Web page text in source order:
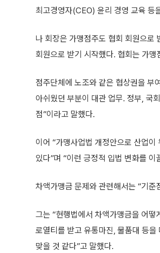
최고경영자(CEO) 윤리 경영 교육 등
나 회장은 가맹점주도 협회 회원으로
회원으로 받기 시작했다. 협회는 가
점주단체에 노조와 같은 협상권을 부
아쉬웠던 부분이 대관 업무. 정부, 국
점”이라고 말했다.
이어 “가맹사업법 개정안으로 산업
있다”며 “이런 긍정적 입법 변화를
차액가맹금 문제와 관련해서는 “기
그는 “현행법에서 차액가맹금을 어
로열티를 받고 유통마진, 물품대 등
맞을 것 같다”고 말했다.